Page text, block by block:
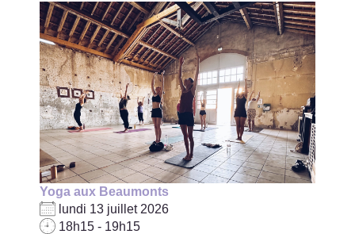
Yoga aux Beaumonts
lundi 13 juillet 2026
18h15 - 19h15